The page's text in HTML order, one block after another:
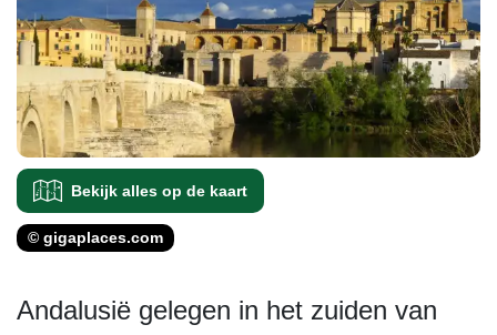
Bekijk alles op de kaart
© gigaplaces.com
Andalusië gelegen in het zuiden van